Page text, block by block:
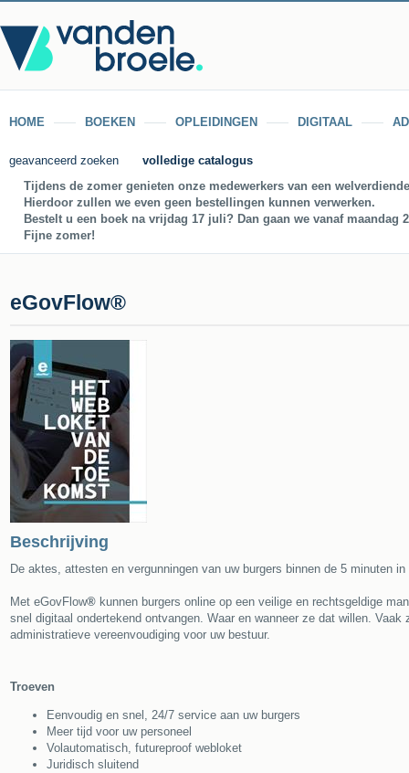
HOME BOEKEN OPLEIDINGEN DIGITAAL
geavanceerd zoeken
volledige catalogus
Tijdens de zomer genieten onze medewerkers van een
Hierdoor zullen we even geen bestellingen kunnen verwerken.
Bestelt u een boek na vrijdag 17 juli? Dan gaan we vanaf
Fijne zomer!
eGovFlow®
Beschrijving
De aktes, attesten en vergunningen van uw burgers binnen de 5 minuten
Met eGovFlow® kunnen burgers online op een veilige en rechtsgeldige
snel digitaal ondertekend ontvangen. Waar en wanneer ze dat willen.
administratieve vereenvoudiging voor uw bestuur.
Troeven
Eenvoudig en snel, 24/7 service aan uw burgers
Meer tijd voor uw personeel
Volautomatisch, futureproof webloket
Juridisch sluitend